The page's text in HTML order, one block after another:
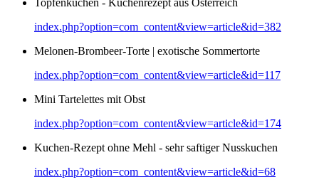
Topfenkuchen - Kuchenrezept aus Österreich
index.php?option=com_content&view=article&id=382
Melonen-Brombeer-Torte | exotische Sommertorte
index.php?option=com_content&view=article&id=117
Mini Tartelettes mit Obst
index.php?option=com_content&view=article&id=174
Kuchen-Rezept ohne Mehl - sehr saftiger Nusskuchen
index.php?option=com_content&view=article&id=68